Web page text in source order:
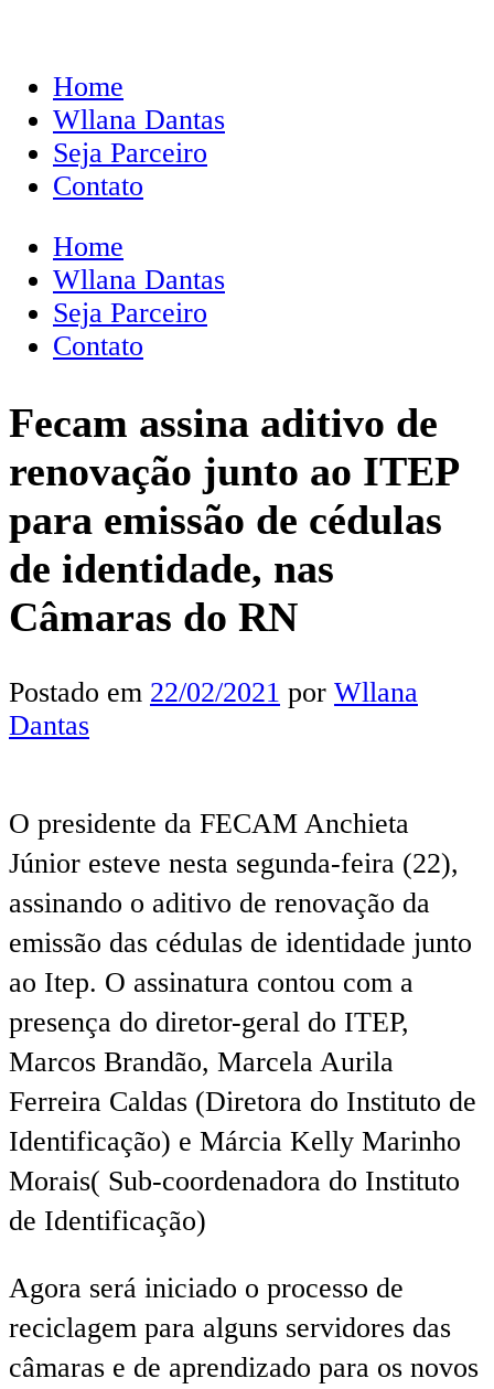
Home
Wllana Dantas
Seja Parceiro
Contato
Home
Wllana Dantas
Seja Parceiro
Contato
Fecam assina aditivo de
renovação junto ao ITEP
para emissão de cédulas
de identidade, nas
Câmaras do RN
Postado em 22/02/2021 por Wllana
Dantas
O presidente da FECAM Anchieta
Júnior esteve nesta segunda-feira (22),
assinando o aditivo de renovação da
emissão das cédulas de identidade junto
ao Itep. O assinatura contou com a
presença do diretor-geral do ITEP,
Marcos Brandão, Marcela Aurila
Ferreira Caldas (Diretora do Instituto de
Identificação) e Márcia Kelly Marinho
Morais( Sub-coordenadora do Instituto
de Identificação)
Agora será iniciado o processo de
reciclagem para alguns servidores das
câmaras e de aprendizado para os novos